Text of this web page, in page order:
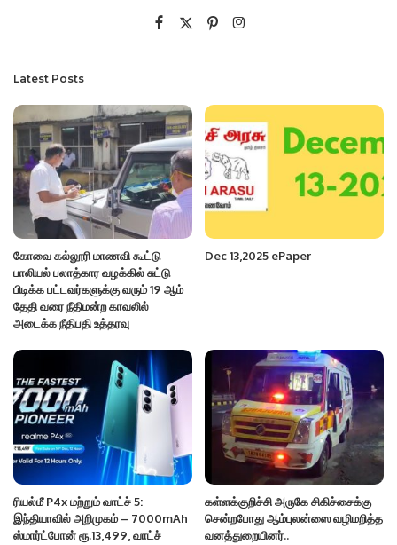
Latest Posts
கோவை கல்லூரி மாணவி கூட்டு
பாலியல் பலாத்கார வழக்கில் சுட்டு
பிடிக்க பட்டவர்களுக்கு வரும் 19 ஆம்
தேதி வரை நீதிமன்ற காவலில்
அடைக்க நீதிபதி உத்தரவு
Dec 13,2025 ePaper
ரியல்மீ P4x மற்றும் வாட்ச் 5:
இந்தியாவில் அறிமுகம் – 7000mAh
ஸ்மார்ட்போன் ரூ.13,499, வாட்ச்
கள்ளக்குறிச்சி அருகே சிகிச்சைக்கு
சென்றபோது ஆம்புலன்ஸை வழிமறித்த
வனத்துறையினர்..